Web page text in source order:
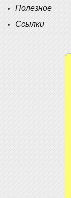
Полезное
Ссылки